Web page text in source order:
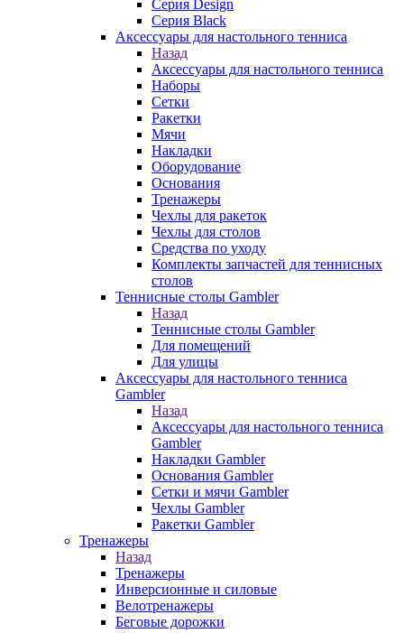
Серия Design
Серия Black
Аксессуары для настольного тенниса
Назад
Аксессуары для настольного тенниса
Наборы
Сетки
Ракетки
Мячи
Накладки
Оборудование
Основания
Тренажеры
Чехлы для ракеток
Чехлы для столов
Средства по уходу
Комплекты запчастей для теннисных
столов
Теннисные столы Gambler
Назад
Теннисные столы Gambler
Для помещений
Для улицы
Аксессуары для настольного тенниса
Gambler
Назад
Аксессуары для настольного тенниса
Gambler
Накладки Gambler
Основания Gambler
Сетки и мячи Gambler
Чехлы Gambler
Ракетки Gambler
Тренажеры
Назад
Тренажеры
Инверсионные и силовые
Велотренажеры
Беговые дорожки